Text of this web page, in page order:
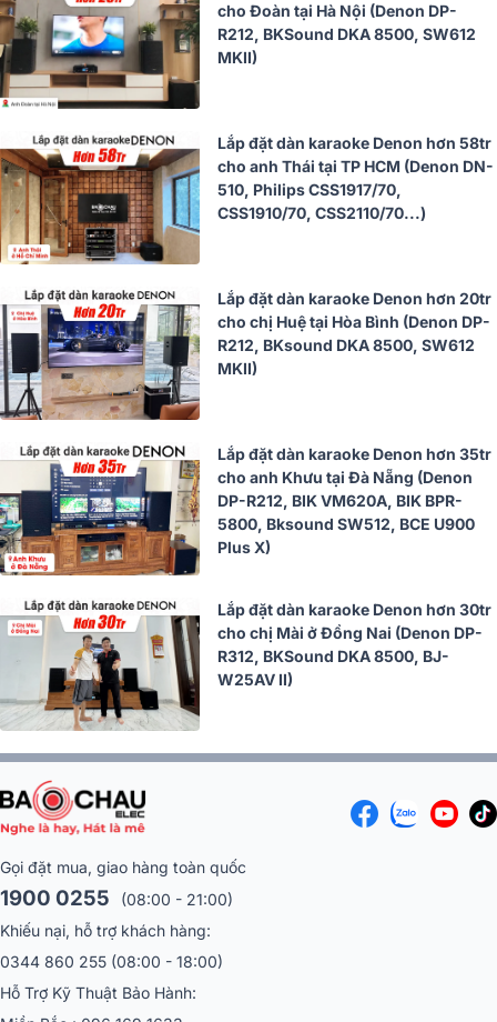
cho Đoàn tại Hà Nội (Denon DP-
R212, BKSound DKA 8500, SW612
MKII)
Lắp đặt dàn karaoke Denon hơn 58tr
cho anh Thái tại TP HCM (Denon DN-
510, Philips CSS1917/70,
CSS1910/70, CSS2110/70...)
Lắp đặt dàn karaoke Denon hơn 20tr
cho chị Huệ tại Hòa Bình (Denon DP-
R212, BKsound DKA 8500, SW612
MKII)
Lắp đặt dàn karaoke Denon hơn 35tr
cho anh Khưu tại Đà Nẵng (Denon
DP-R212, BIK VM620A, BIK BPR-
5800, Bksound SW512, BCE U900
Plus X)
Lắp đặt dàn karaoke Denon hơn 30tr
cho chị Mài ở Đồng Nai (Denon DP-
R312, BKSound DKA 8500, BJ-
W25AV II)
Gọi đặt mua, giao hàng toàn quốc
1900 0255
(08:00 - 21:00)
Khiếu nại, hỗ trợ khách hàng:
0344 860 255 (08:00 - 18:00)
Hỗ Trợ Kỹ Thuật Bảo Hành: